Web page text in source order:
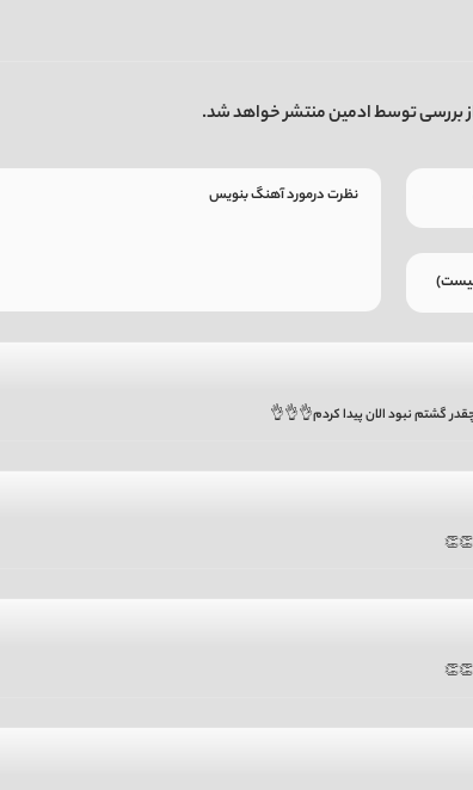
بررسی توسط ادمین منتشر خواهد شد.
گشتم نبود الان پیدا کردم👌👌👌